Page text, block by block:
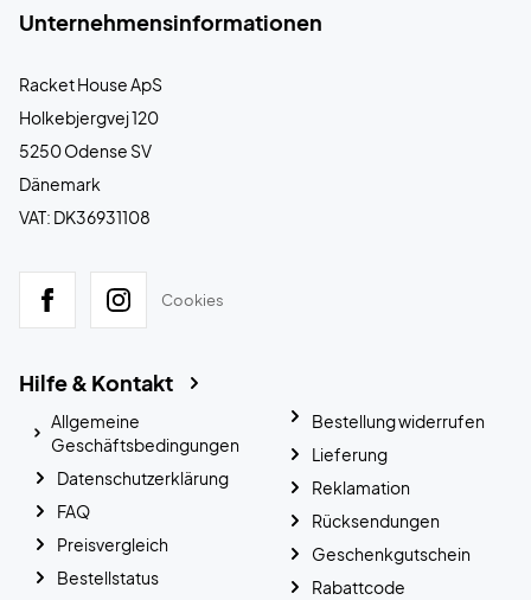
Unternehmensinformationen
Racket House ApS
Holkebjergvej 120
5250 Odense SV
Dänemark
VAT: DK36931108
Cookies
Hilfe & Kontakt
Allgemeine
Geschäftsbedingungen
Datenschutzerklärung
FAQ
Preisvergleich
Bestellstatus
Bestellung widerrufen
Lieferung
Reklamation
Rücksendungen
Geschenkgutschein
Rabattcode